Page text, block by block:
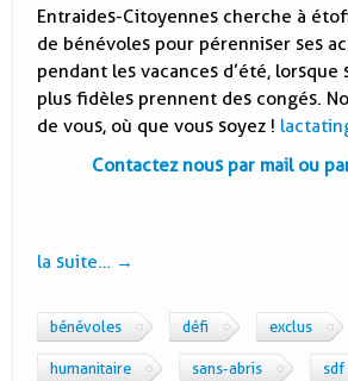
Entraides-Citoyennes cherche à
de bénévoles pour pérenniser ses
pendant les vacances d’été, lorsque
plus fidèles prennent des congés.
de vous, où que vous soyez !
Contactez nous par mail ou
la suite… →
bénévoles défi exclus
humanitaire sans-abris sdf